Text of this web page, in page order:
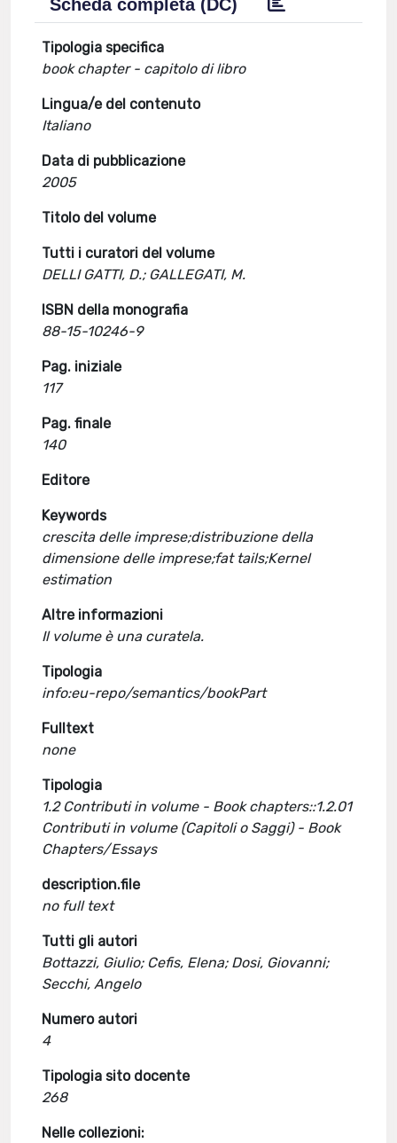
Scheda completa (DC)
Tipologia specifica
book chapter - capitolo di libro
Lingua/e del contenuto
Italiano
Data di pubblicazione
2005
Titolo del volume
Tutti i curatori del volume
DELLI GATTI, D.; GALLEGATI, M.
ISBN della monografia
88-15-10246-9
Pag. iniziale
117
Pag. finale
140
Editore
Keywords
crescita delle imprese;distribuzione della
dimensione delle imprese;fat tails;Kernel
estimation
Altre informazioni
Il volume è una curatela.
Tipologia
info:eu-repo/semantics/bookPart
Fulltext
none
Tipologia
1.2 Contributi in volume - Book chapters::1.2.01
Contributi in volume (Capitoli o Saggi) - Book
Chapters/Essays
description.file
no full text
Tutti gli autori
Bottazzi, Giulio; Cefis, Elena; Dosi, Giovanni;
Secchi, Angelo
Numero autori
4
Tipologia sito docente
268
Nelle collezioni: